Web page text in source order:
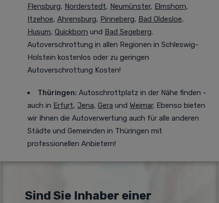
Flensburg, Norderstedt, Neumünster, Elmshorn,
Itzehoe, Ahrensburg, Pinneberg, Bad Oldesloe,
Husum, Quickborn und Bad Segeberg.
Autoverschrottung in allen Regionen in Schleswig-
Holstein kostenlos oder zu geringen
Autoverschrottung Kosten!
Thüringen: Autoschrottplatz in der Nähe finden -
auch in Erfurt, Jena, Gera und Weimar. Ebenso bieten
wir Ihnen die Autoverwertung auch für alle anderen
Städte und Gemeinden in Thüringen mit
professionellen Anbietern!
Sind Sie Inhaber einer